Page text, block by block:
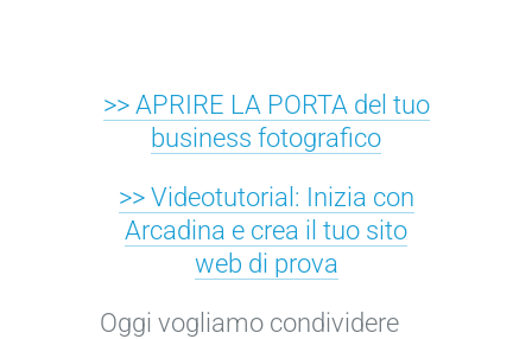
>> APRIRE LA PORTA del tuo
business fotografico
>> Videotutorial: Inizia con
Arcadina e crea il tuo sito
web di prova
Oggi vogliamo condividere